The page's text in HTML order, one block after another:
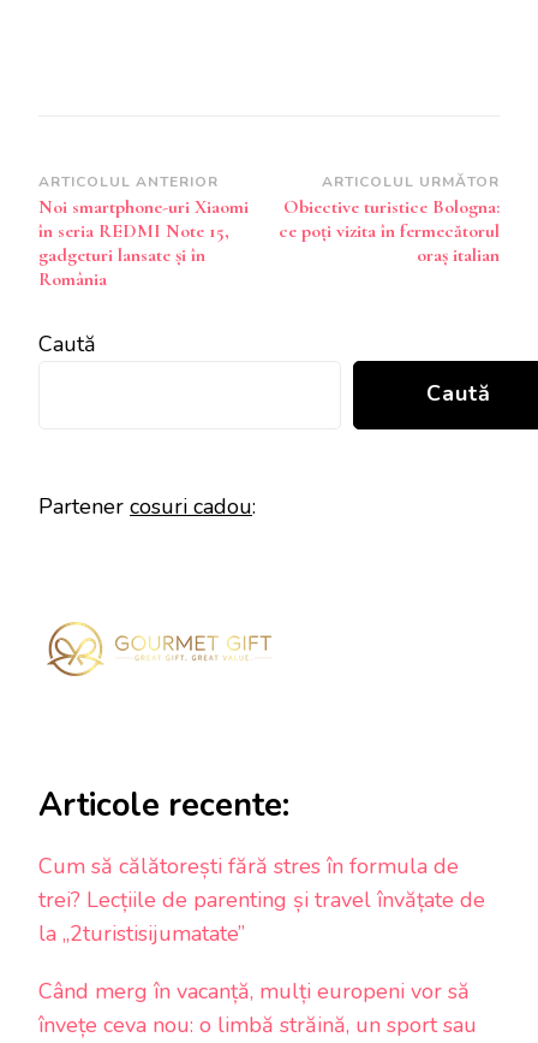
Navigare
în
articole
ARTICOLUL ANTERIOR
Noi smartphone-uri Xiaomi
în seria REDMI Note 15,
gadgeturi lansate și în
România
ARTICOLUL URMĂTOR
Obiective turistice Bologna:
ce poți vizita în fermecătorul
oraș italian
Caută
Caută
Partener cosuri cadou:
Articole recente:
Cum să călătorești fără stres în formula de
trei? Lecțiile de parenting și travel învățate de
la „2turistisijumatate”
Când merg în vacanță, mulți europeni vor să
învețe ceva nou: o limbă străină, un sport sau